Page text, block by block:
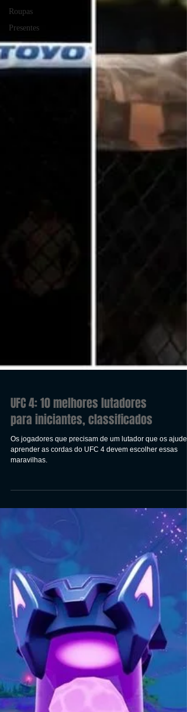
Roupas
Presentes
para iniciantes, classificados
Os jogadores que precisam de um lutador que os ajude
aprender as cordas do UFC 4 devem escolher essas